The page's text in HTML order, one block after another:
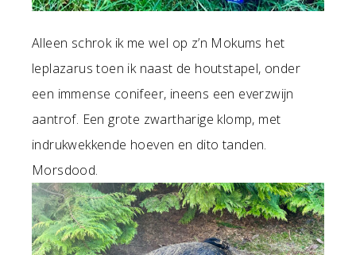
Alleen schrok ik me wel op z’n Mokums het
leplazarus toen ik naast de houtstapel, onder
een immense conifeer, ineens een everzwijn
aantrof. Een grote zwartharige klomp, met
indrukwekkende hoeven en dito tanden.
Morsdood.